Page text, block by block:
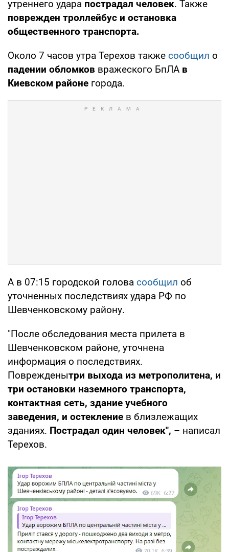
утреннего удара пострадал человек. Также
поврежден троллейбус и остановка
общественного транспорта.
Около 7 часов утра Терехов также сообщил о
падении обломков вражеского БпЛА в
Киевском районе города.
А в 07:15 городской голова сообщил об
уточненных последствиях удара РФ по
Шевченковскому району.
"После обследования места прилета в
Шевченковском районе, уточнена
информация о последствиях.
Поврежденытри выхода из метрополитена, и
три остановки наземного транспорта,
контактная сеть, здание учебного
заведения, и остекление в близлежащих
зданиях. Пострадал один человек", – написал
Терехов.